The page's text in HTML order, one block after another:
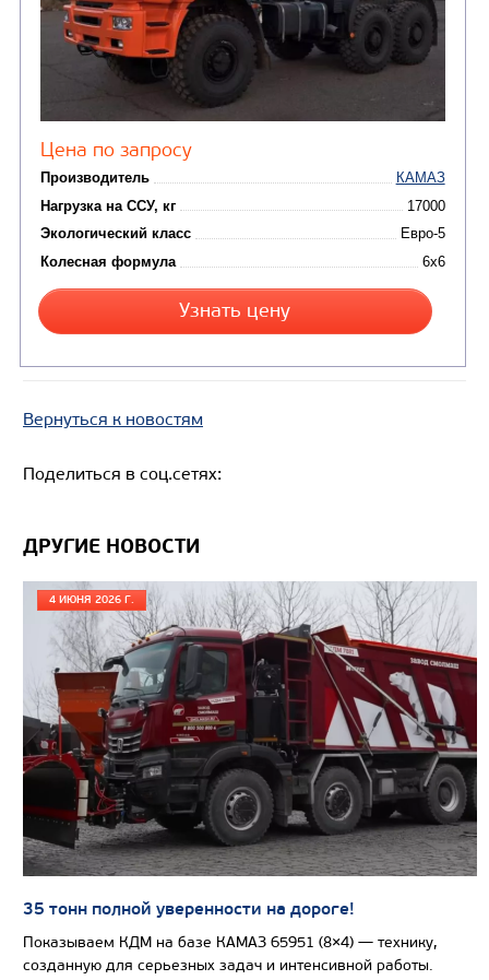
Кредит/Лизинг
СЕДЕЛЬНЫЙ ТЯГАЧ КАМАЗ 65206
Цена по запросу
Производитель
Нагрузка на ССУ, кг
16750 /
Экологический класс
Колесная формула
Узнать цену
СЕДЕЛЬНЫЙ ТЯГАЧ КАМАЗ 65221
Вернуться к новостям
Поделиться в соц.сетях:
ДРУГИЕ НОВОСТИ
4 ИЮНЯ 2026 Г.
35 тонн полной уверенности на дороге!
Показываем КДМ на базе КАМАЗ 65951 (8×4) — технику,
созданную для серьезных задач и интенсивной работы.